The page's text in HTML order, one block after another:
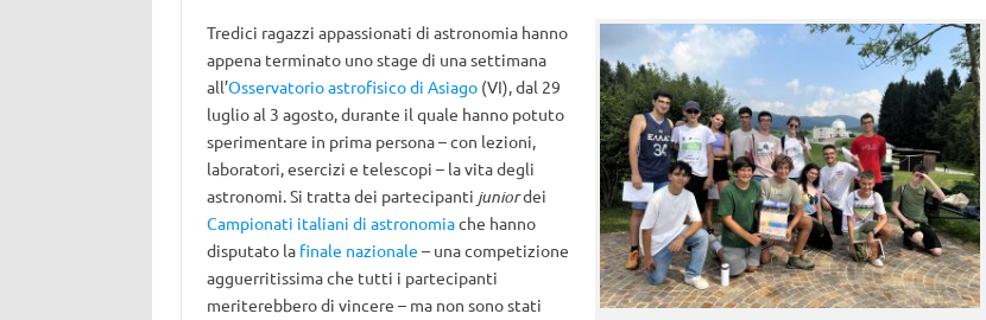
Tredici ragazzi appassionati di astronomia hanno
appena terminato uno stage di una settimana
all’Osservatorio astrofisico di Asiago(VI), dal 29
luglio al 3 agosto, durante il quale hanno potuto
sperimentare in prima persona – con lezioni,
laboratori, esercizi e telescopi – la vita degli
astronomi. Si tratta dei partecipanti juniordei
Campionati italiani di astronomiache hanno
disputato la finale nazionale – una competizione
agguerritissima che tutti i partecipanti
meriterebbero di vincere – ma non sono stati